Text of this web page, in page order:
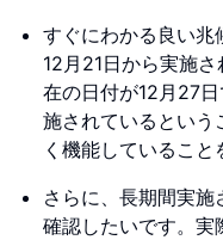
すぐにわかる良い兆
12月21日から実施
在の日付が12月27
施されているという
く機能していること
さらに、長期間実
確認したいです。実